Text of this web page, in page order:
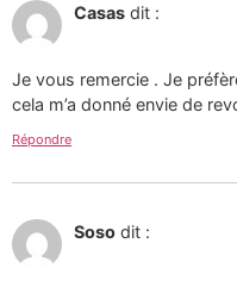
Casas dit :
Je vous remercie . Je
cela m’a donné envie de
Répondre
Soso dit :